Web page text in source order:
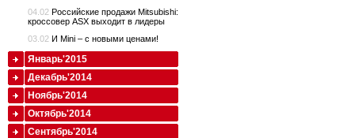
04.02 Российские продажи Mitsubishi:
кроссовер ASX выходит в лидеры
03.02 И Mini – с новыми ценами!
Январь'2015
Декабрь'2014
Ноябрь'2014
Октябрь'2014
Сентябрь'2014